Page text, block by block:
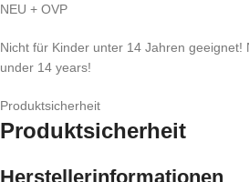
NEU + OVP
Nicht für Kinder unter 14 Jahren geeignet!
under 14 years!
Produktsicherheit
Produktsicherheit
Herstellerinformationen